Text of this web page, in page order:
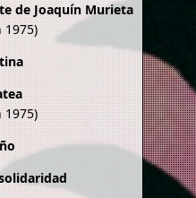
de Joaquín Murieta
1975)
1975)